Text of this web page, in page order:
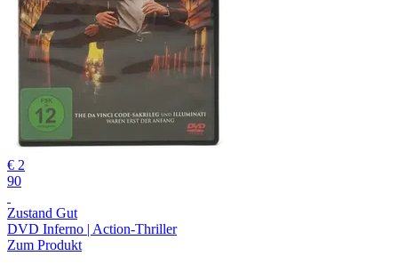
€ 2
90
Zustand Gut
DVD Inferno | Action-Thriller
Zum Produkt